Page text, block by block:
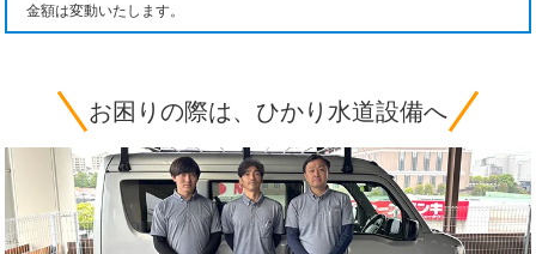
金額は変動いたします。
お困りの際は、ひかり水道設備へ